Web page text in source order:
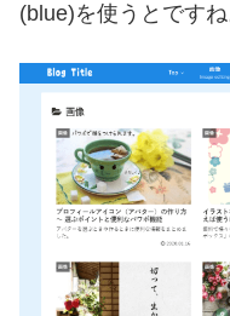
(blue)を使うとですね